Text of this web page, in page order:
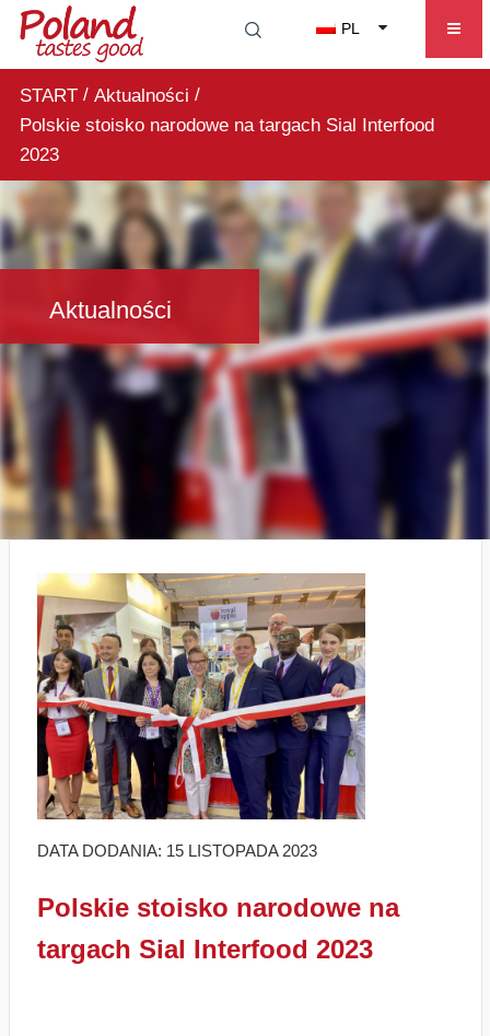
PL
START/ Aktualności /
Polskie stoisko narodowe na targach Sial Interfood
2023
Aktualności
DATA DODANIA: 15 LISTOPADA 2023
Polskie stoisko narodowe na
targach Sial Interfood 2023